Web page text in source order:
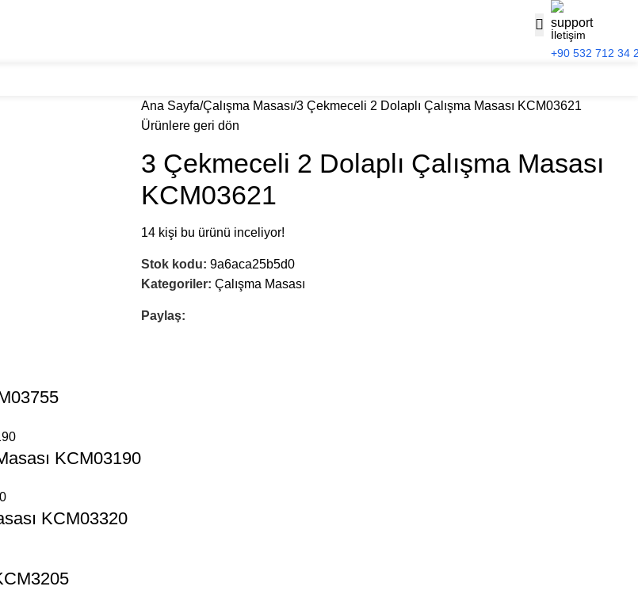
İletişim
+90 532 712 34
Ana Sayfa Çalışma Masası 3 Çekmeceli 2 Dolaplı Çalışma Masası KCM03621
Ürünlere geri dön
3 Çekmeceli 2 Dolaplı Çalışma Masası
KCM03621
14 kişi bu ürünü inceliyor!
Stok kodu: 9a6aca25b5d0
Kategoriler: Çalışma Masası
Paylaş:
KCM03190
KCM03320